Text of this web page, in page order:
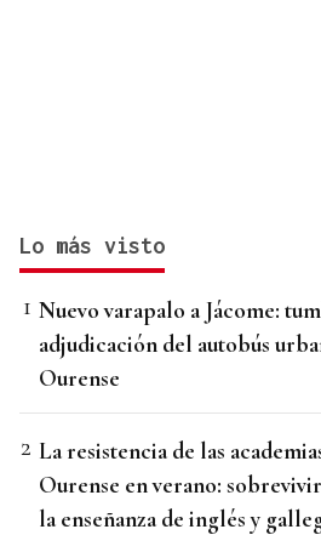
Lo más visto
Nuevo varapalo a Jácome:
adjudicación del autobús
Ourense
La resistencia de las
Ourense en verano:
la enseñanza de inglés y